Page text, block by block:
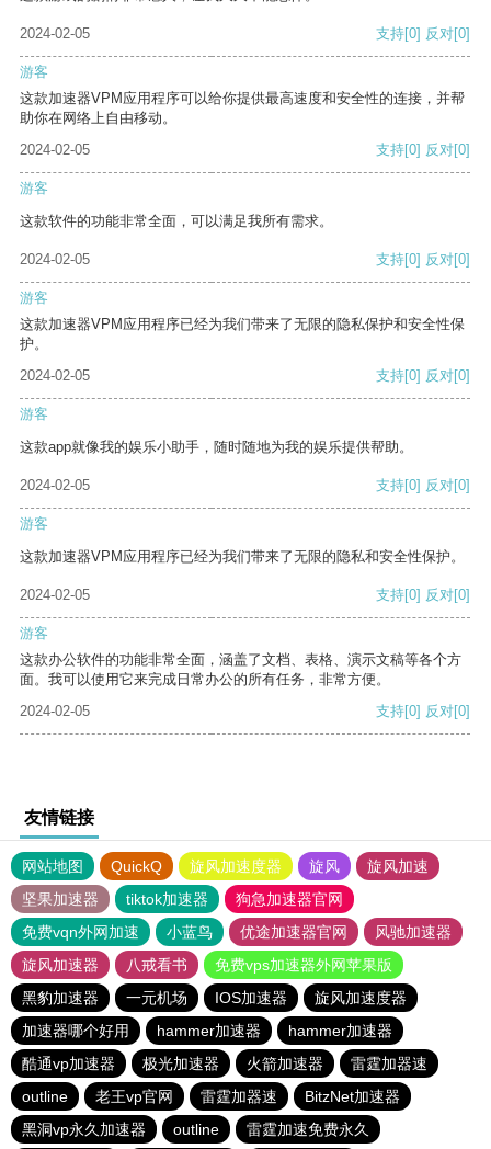
2024-02-05 支持[0] 反对[0]
游客
这款加速器VPM应用程序可以给你提供最高速度和安全性的连接，并帮
助你在网络上自由移动。
2024-02-05
支持[0] 反对[0]
游客
这款软件的功能非常全面，可以满足我所有需求。
2024-02-05 支持[0] 反对[0]
游客
这款加速器VPM应用程序已经为我们带来了无限的隐私保护和安全性保
护。
2024-02-05
支持[0] 反对[0]
游客
这款app就像我的娱乐小助手，随时随地为我的娱乐提供帮助。
2024-02-05 支持[0] 反对[0]
游客
这款加速器VPM应用程序已经为我们带来了无限的隐私和安全性保护。
2024-02-05 支持[0] 反对[0]
游客
这款办公软件的功能非常全面，涵盖了文档、表格、演示文稿等各个方
面。我可以使用它来完成日常办公的所有任务，非常方便。
2024-02-05
支持[0] 反对[0]
友情链接
网站地图 QuickQ 旋风加速度器 旋风
旋风加速
坚果加速器
tiktok加速器
狗急加速器官网
免费vqn外网加速
小蓝鸟 优途加速器官网
风驰加速器
旋风加速器
八戒看书
免费vps加速器外网苹果版
黑豹加速器
一元机场 IOS加速器
旋风加速度器
加速器哪个好用
hammer加速器
hammer加速器
酷通vp加速器
极光加速器 火箭加速器
雷霆加器速
outline
老王vp官网 雷霆加器速
BitzNet加速器
黑洞vp永久加速器
outline 雷霆加速免费永久